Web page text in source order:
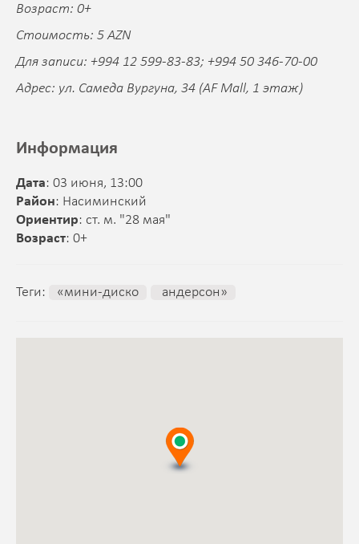
Возраст: 0+
Стоимость: 5 AZN
Для записи: +994 12 599-83-83; +994 50 346-70-00
Адрес: ул. Самеда Вургуна, 34 (AF Mall, 1 этаж)
Информация
Дата: 03 июня, 13:00
Район: Насиминский
Ориентир: ст. м. "28 мая"
Возраст: 0+
Теги: «мини-диско андерсон»